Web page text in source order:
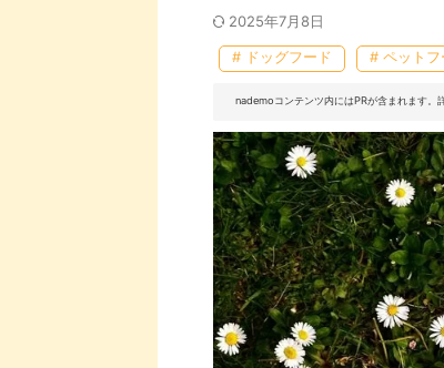
2025年7月8日
# ドッグフード # ペットフ
nademoコンテンツ内にはPRが含まれます。